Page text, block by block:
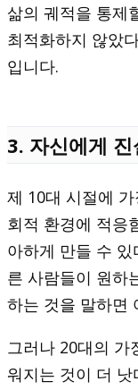
삶의 궤적을 통제
최적화하지 않았
입니다.
3. 자신에게
제 10대 시절에
회적 환경에 적응
아하게 만들 수
른 사람들이 원하
하는 것을 말하면
그러나 20대의
워지는 것이 더